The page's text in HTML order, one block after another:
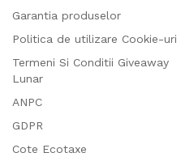
Garantia produselor
Politica de utilizare Cookie-uri
Termeni Si Conditii Giveaway
Lunar
ANPC
GDPR
Cote Ecotaxe